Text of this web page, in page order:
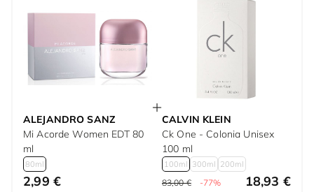
ALEJANDRO SANZ
Mi Acorde Women EDT 80
ml
80ml
2,99 €
CALVIN KLEIN
Ck One - Colonia Unisex
100 ml
100ml 300ml 200ml
83,00 € -77% 18,93 €